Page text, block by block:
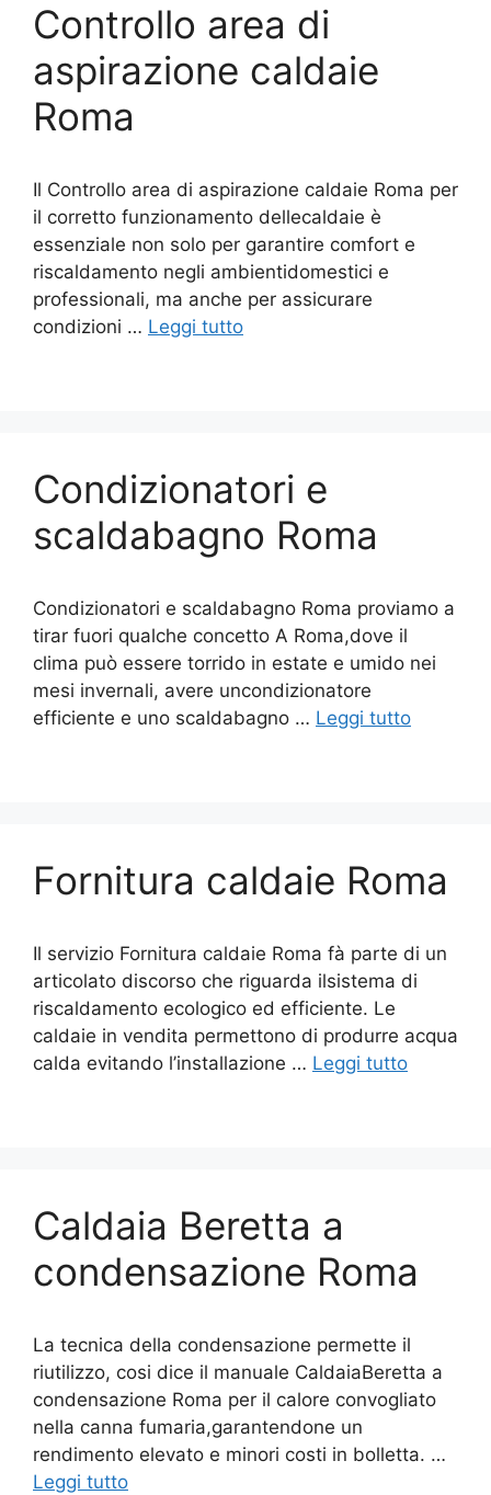
Controllo area di
aspirazione caldaie
Roma
Il Controllo area di aspirazione caldaie Roma per
il corretto funzionamento dellecaldaie è
essenziale non solo per garantire comfort e
riscaldamento negli ambientidomestici e
professionali, ma anche per assicurare
condizioni … Leggi tutto
Condizionatori e
scaldabagno Roma
Condizionatori e scaldabagno Roma proviamo a
tirar fuori qualche concetto A Roma,dove il
clima può essere torrido in estate e umido nei
mesi invernali, avere uncondizionatore
efficiente e uno scaldabagno … Leggi tutto
Fornitura caldaie Roma
Il servizio Fornitura caldaie Roma fà parte di un
articolato discorso che riguarda ilsistema di
riscaldamento ecologico ed efficiente. Le
caldaie in vendita permettono di produrre acqua
calda evitando l’installazione … Leggi tutto
Caldaia Beretta a
condensazione Roma
La tecnica della condensazione permette il
riutilizzo, cosi dice il manuale CaldaiaBeretta a
condensazione Roma per il calore convogliato
nella canna fumaria,garantendone un
rendimento elevato e minori costi in bolletta. …
Leggi tutto